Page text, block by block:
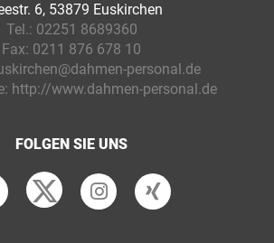
6, 53879 Euskirchen
Tel.: 02251 8689360
Fax: 0211 876 678 10
personal.de
http://www.dahmen-personal.de
FOLGEN SIE UNS